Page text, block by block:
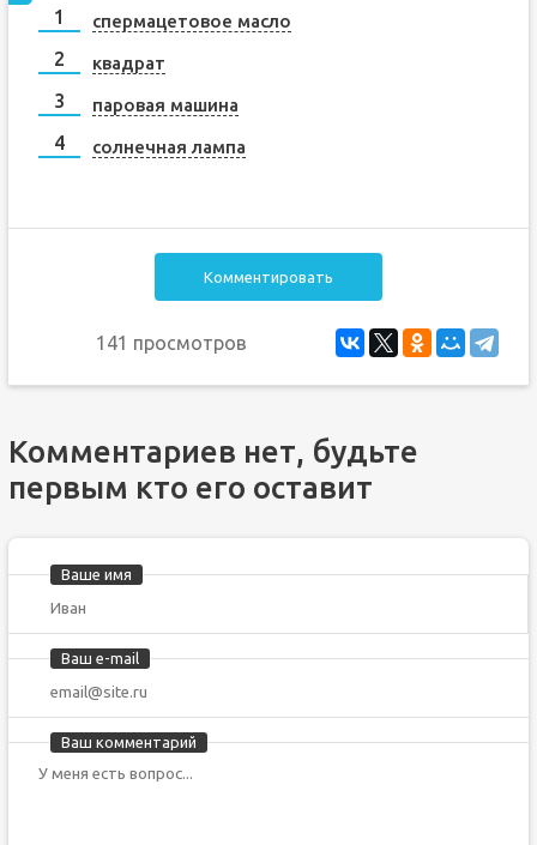
спермацетовое масло
квадрат
паровая машина
солнечная лампа
Комментировать
141 просмотров
Комментариев нет, будьте
первым кто его оставит
Ваше имя
Ваш e-mail
Ваш комментарий